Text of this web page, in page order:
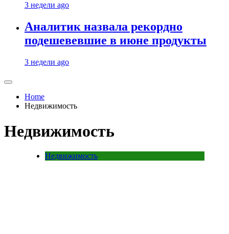
3 недели ago
Аналитик назвала рекордно
подешевевшие в июне продукты
3 недели ago
Home
Недвижимость
Недвижимость
Недвижимость